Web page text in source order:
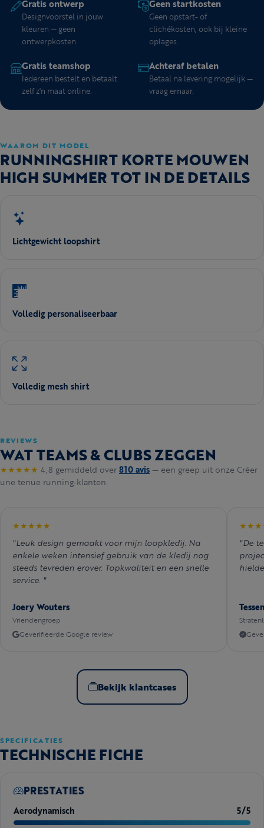
Gratis ontwerp
Designvoorstel in jouw
kleuren — geen
ontwerpkosten.
Geen startkosten
Geen opstart- of
clichékosten, ook bij kleine
oplages.
Gratis teamshop
Iedereen bestelt en betaalt
zelf z'n maat online.
Achteraf betalen
Betaal na levering mogelijk —
vraag ernaar.
WAAROM DIT MODEL
RUNNINGSHIRT KORTE MOUWEN
HIGH SUMMER TOT IN DE DETAILS
Lichtgewicht loopshirt
Volledig personaliseerbaar
Volledig mesh shirt
REVIEWS
WAT TEAMS & CLUBS ZEGGEN
★★★★★ 4,8 gemiddeld over810 avis— een greep uit onze Créer
une tenue running-klanten.
★★★★★
"Leuk design gemaakt voor mijn loopkledij. Na
enkele weken intensief gebruik van de kledij nog
steeds tevreden erover. Topkwaliteit en een snelle
service. "
Joery Wouters
Vriendengroep
Geverifieerde Google review
"De
Bekijk klantcases
SPECIFICATIES
TECHNISCHE FICHE
PRESTATIES
Aerodynamisch 5/5